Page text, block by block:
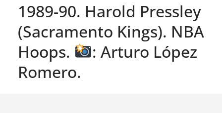
1989-90. Harold Pressley
(Sacramento Kings). NBA
Hoops.
: Arturo López
Romero.